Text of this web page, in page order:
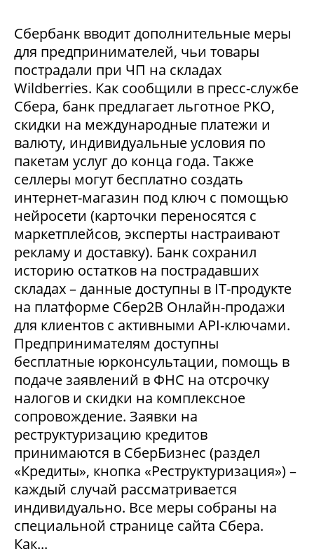
Сбербанк вводит дополнительные меры
для предпринимателей, чьи товары
пострадали при ЧП на складах
Wildberries. Как сообщили в пресс-службе
Сбера, банк предлагает льготное РКО,
скидки на международные платежи и
валюту, индивидуальные условия по
пакетам услуг до конца года. Также
селлеры могут бесплатно создать
интернет-магазин под ключ с помощью
нейросети (карточки переносятся с
маркетплейсов, эксперты настраивают
рекламу и доставку). Банк сохранил
историю остатков на пострадавших
складах – данные доступны в IT-продукте
на платформе Сбер2В Онлайн-продажи
для клиентов с активными API-ключами.
Предпринимателям доступны
бесплатные юрконсультации, помощь в
подаче заявлений в ФНС на отсрочку
налогов и скидки на комплексное
сопровождение. Заявки на
реструктуризацию кредитов
принимаются в СберБизнес (раздел
«Кредиты», кнопка «Реструктуризация») –
каждый случай рассматривается
индивидуально. Все меры собраны на
специальной странице сайта Сбера.
Как...